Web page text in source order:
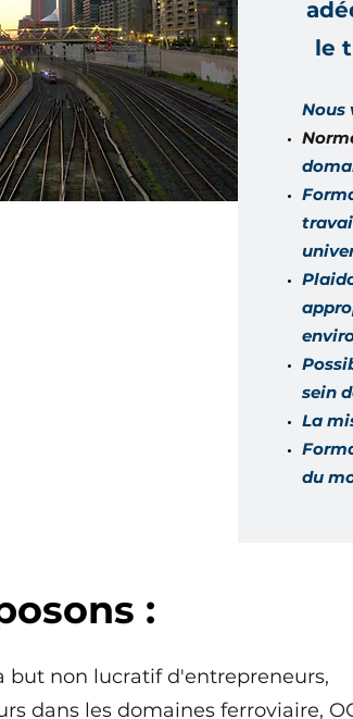
le
Nous
sein
La
du
:
but non lucratif d'entrepreneurs,
dans les domaines ferroviaire,